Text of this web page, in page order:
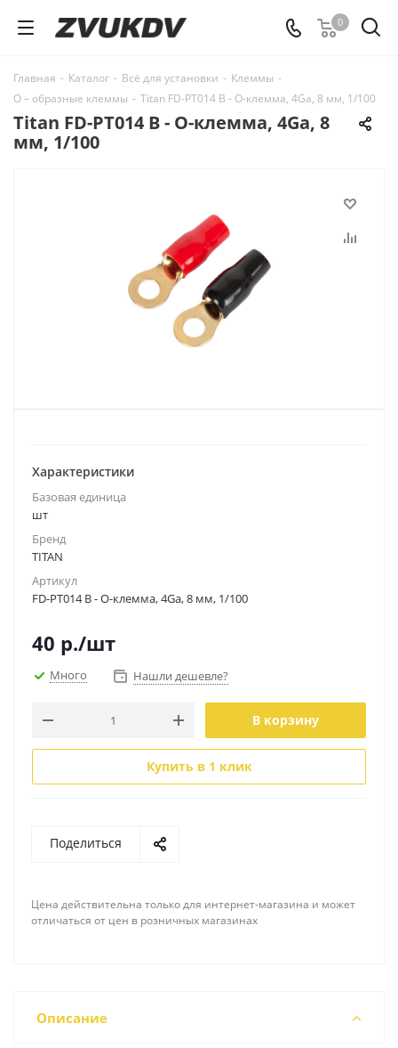
0
Главная - Каталог - Всё для установки - Клеммы -
О – образные клеммы - Titan FD-PT014 B - О-клемма, 4Ga, 8 мм, 1/100
Titan FD-PT014 B - О-клемма, 4Ga, 8
мм, 1/100
Характеристики
Базовая единица
шт
Бренд
TITAN
Артикул
FD-PT014 B - О-клемма, 4Ga, 8 мм, 1/100
40 р./шт
Много Нашли дешевле?
В корзину
Купить в 1 клик
Поделиться
Цена действительна только для интернет-магазина и может
отличаться от цен в розничных магазинах
Описание